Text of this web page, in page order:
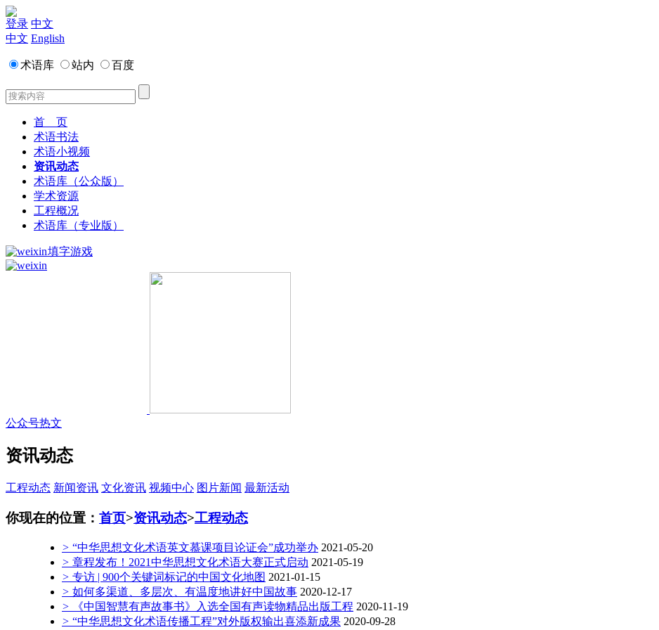
登录 中文
中文 English
术语库 站内 百度
首 页
术语书法
术语小视频
资讯动态
术语库（公众版）
学术资源
工程概况
术语库（专业版）
填字游戏
公众号热文
资讯动态
工程动态 新闻资讯 文化资讯 视频中心 图片新闻 最新活动
你现在的位置： 首页>资讯动态>工程动态
> “中华思想文化术语英文慕课项目论证会”成功举办 2021-05-20
> 章程发布！2021中华思想文化术语大赛正式启动 2021-05-19
> 专访 | 900个关键词标记的中国文化地图 2021-01-15
> 如何多渠道、多层次、有温度地讲好中国故事 2020-12-17
> 《中国智慧有声故事书》入选全国有声读物精品出版工程 2020-11-19
> “中华思想文化术语传播工程”对外版权输出喜添新成果 2020-09-28